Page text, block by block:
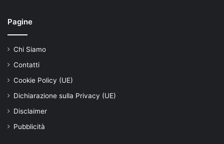
Pagine
Chi Siamo
Contatti
Cookie Policy (UE)
Dichiarazione sulla Privacy (UE)
Disclaimer
Pubblicità